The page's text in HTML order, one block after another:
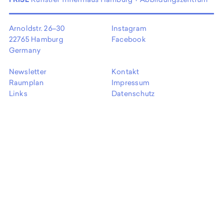
EN
Arnoldstr. 26–30
22765 Hamburg
Germany
Instagram
Facebook
Newsletter
Raumplan
Links
Kontakt
Impressum
Datenschutz